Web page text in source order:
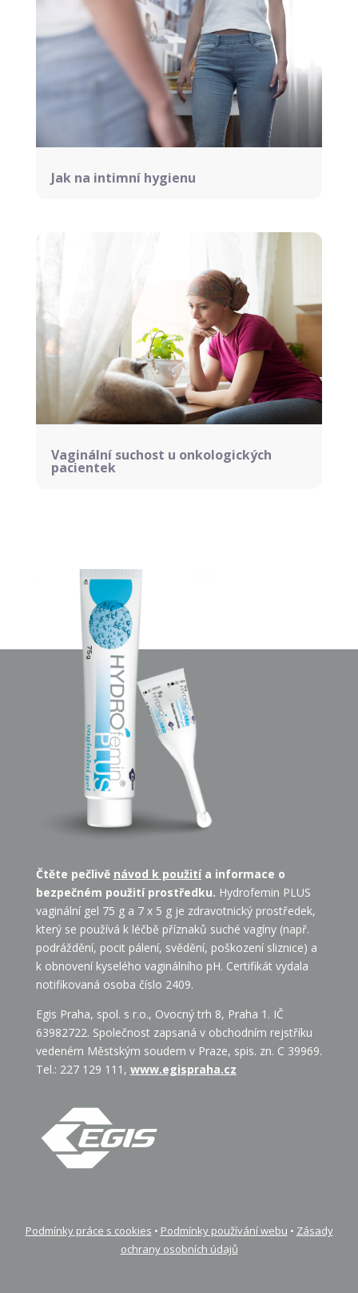
Jak na intimní hygienu
Vaginální suchost u onkologických
pacientek
Čtěte pečlivě návod k použitía informace o
bezpečném použití prostředku. Hydrofemin PLUS
vaginální gel 75 g a 7 x 5 g je zdravotnický prostředek,
který se používá k léčbě příznaků suché vagíny (např.
podráždění, pocit pálení, svědění, poškození sliznice) a
k obnovení kyselého vaginálního pH. Certifikát vydala
notifikovaná osoba číslo 2409.
Egis Praha, spol. s r.o., Ovocný trh 8, Praha 1. IČ
63982722. Společnost zapsaná v obchodním rejstříku
vedeném Městským soudem v Praze, spis. zn. C 39969.
Tel.: 227 129 111, www.egispraha.cz
Podmínky práce s cookies • Podmínky používání webu • Zásady
ochrany osobních údajů